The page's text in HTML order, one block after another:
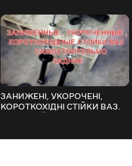
ЗАНИЖЕНІ, УКОРОЧЕНІ,
КОРОТКОХІДНІ СТІЙКИ ВАЗ.